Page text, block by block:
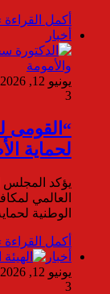
أكمل القراءة
أخبار
يونيو 12, 2026
3
“القومى
لحماية
يؤكد المجلس
العالمي
الوطنية
أكمل القراءة
أخبار
يونيو 12, 2026
3